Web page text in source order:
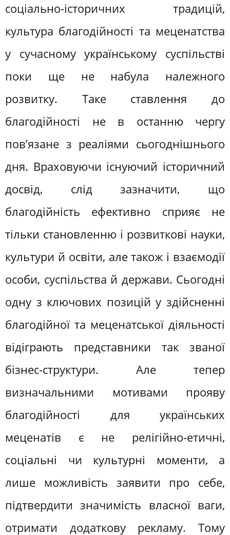
соціально-історичних традицій,
культура благодійності та меценатства
у сучасному українському суспільстві
поки ще не набула належного
розвитку. Таке ставлення до
благодійності не в останню чергу
пов’язане з реаліями сьогоднішнього
дня. Враховуючи існуючий історичний
досвід, слід зазначити, що
благодійність ефективно сприяє не
тільки становленню і розвиткові науки,
культури й освіти, але також і взаємодії
особи, суспільства й держави. Сьогодні
одну з ключових позицій у здійсненні
благодійної та меценатської діяльності
відіграють представники так званої
бізнес-структури. Але тепер
визначальними мотивами прояву
благодійності для українських
меценатів є не релігійно-етичні,
соціальні чи культурні моменти, а
лише можливість заявити про себе,
підтвердити значимість власної ваги,
отримати додаткову рекламу. Тому